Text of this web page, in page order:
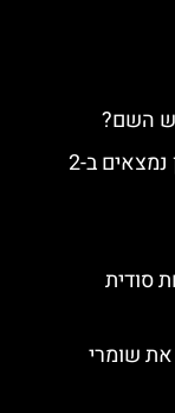
השם?
כתב יד ותיקן – אוצרות היהדות בוותיקן נמצאים ב-2
סודית
את שומרי